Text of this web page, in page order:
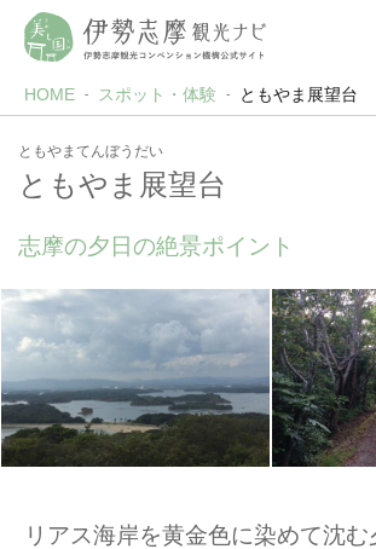
HOME スポット・体験 ともやま展望台
ともやまてんぼうだい
ともやま展望台
志摩の夕日の絶景ポイント
リアス海岸を黄金色に染めて沈む